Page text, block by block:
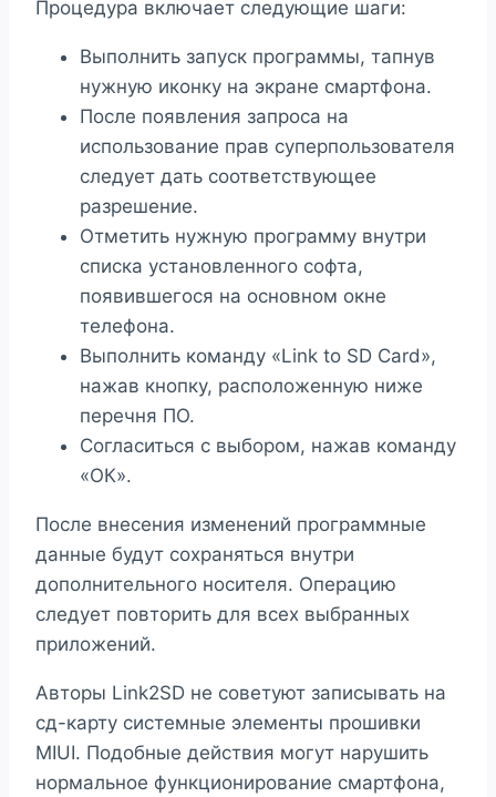
Процедура включает следующие шаги:
Выполнить запуск программы, тапнув
нужную иконку на экране смартфона.
После появления запроса на
использование прав суперпользователя
следует дать соответствующее
разрешение.
Отметить нужную программу внутри
списка установленного софта,
появившегося на основном окне
телефона.
Выполнить команду «Link to SD Card»,
нажав кнопку, расположенную ниже
перечня ПО.
Согласиться с выбором, нажав команду
«ОК».
После внесения изменений программные
данные будут сохраняться внутри
дополнительного носителя. Операцию
следует повторить для всех выбранных
приложений.
Авторы Link2SD не советуют записывать на
сд-карту системные элементы прошивки
MIUI. Подобные действия могут нарушить
нормальное функционирование смартфона,